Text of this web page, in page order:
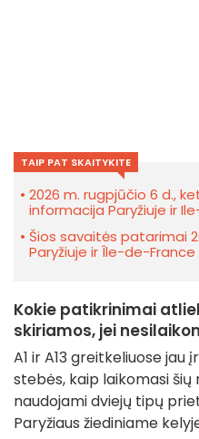
TAIP PAT SKAITYKITE
2026 m. rugpjūčio 6 d.,
informacija Paryžiuje ir
Šios savaitės patarimai
Paryžiuje ir Île-de-
Kokie patikrinimai
skiriamos, jei
A1 ir A13 greitkeliuose jau
stebės, kaip laikomasi šių
naudojami dviejų tipų
Paryžiaus žiediniame